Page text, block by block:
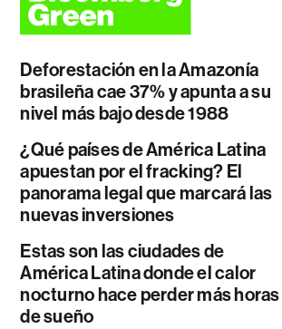
Deforestación en la Amazonía
brasileña cae 37% y apunta a su
nivel más bajo desde 1988
¿Qué países de América Latina
apuestan por el fracking? El
panorama legal que marcará las
nuevas inversiones
Estas son las ciudades de
América Latina donde el calor
nocturno hace perder más horas
de sueño